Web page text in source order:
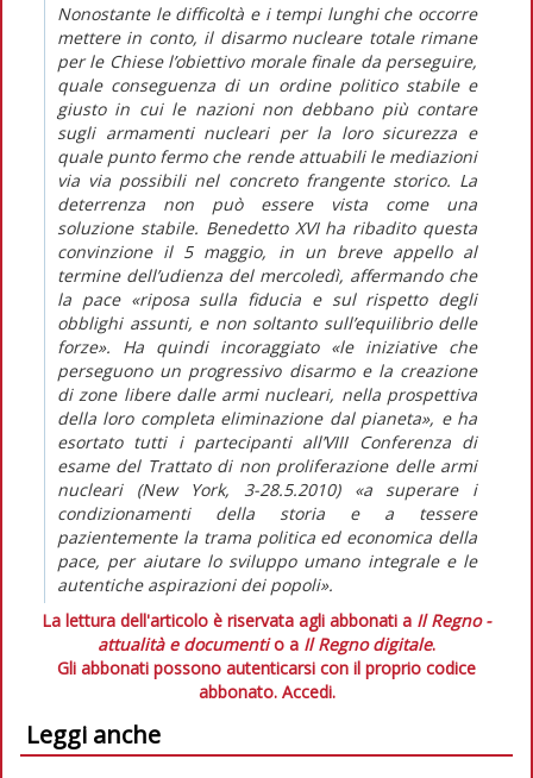
Nonostante le difficoltà e i tempi lunghi che occorre
mettere in conto, il disarmo nucleare totale rimane
per le Chiese l’obiettivo morale finale da perseguire,
quale conseguenza di un ordine politico stabile e
giusto in cui le nazioni non debbano più contare
sugli armamenti nucleari per la loro sicurezza e
quale punto fermo che rende attuabili le mediazioni
via via possibili nel concreto frangente storico. La
deterrenza non può essere vista come una
soluzione stabile. Benedetto XVI ha ribadito questa
convinzione il 5 maggio, in un breve appello al
termine dell’udienza del mercoledì, affermando che
la pace «riposa sulla fiducia e sul rispetto degli
obblighi assunti, e non soltanto sull’equilibrio delle
forze». Ha quindi incoraggiato «le iniziative che
perseguono un progressivo disarmo e la creazione
di zone libere dalle armi nucleari, nella prospettiva
della loro completa eliminazione dal pianeta», e ha
esortato tutti i partecipanti all’VIII Conferenza di
esame del Trattato di non proliferazione delle armi
nucleari (New York, 3-28.5.2010) «a superare i
condizionamenti della storia e a tessere
pazientemente la trama politica ed economica della
pace, per aiutare lo sviluppo umano integrale e le
autentiche aspirazioni dei popoli».
La lettura dell'articolo è riservata agli abbonati a Il Regno -
attualità e documentio a Il Regno digitale.
Gli abbonati possono autenticarsi con il proprio codice
abbonato. Accedi.
Leggi anche